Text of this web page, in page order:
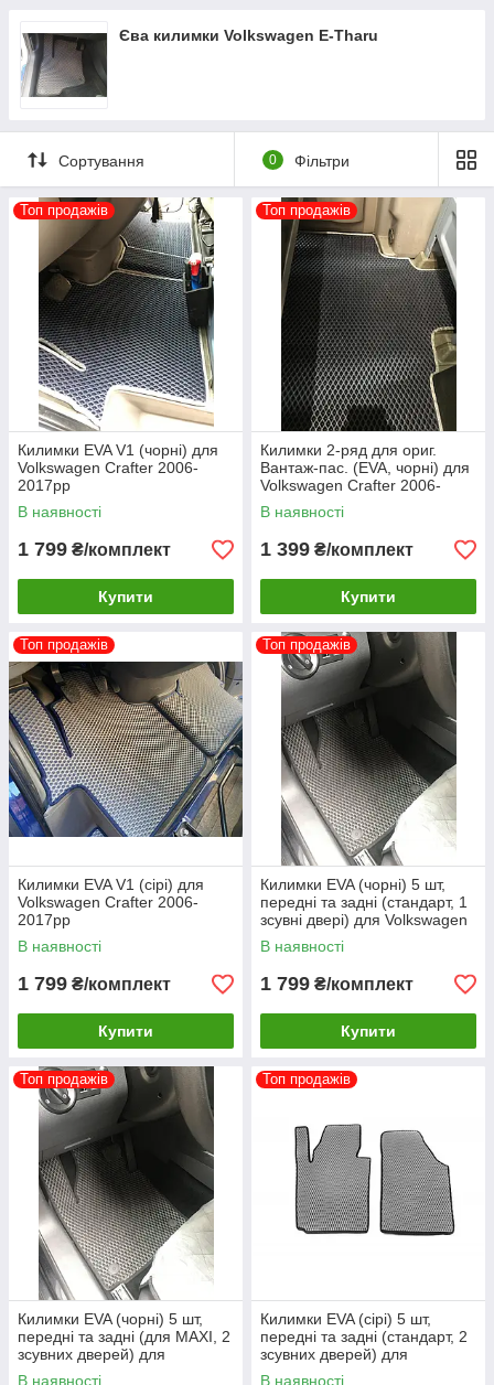
Єва килимки Volkswagen E-Tharu
Сортування 0 Фільтри
Топ продажів
Килимки EVA V1 (чорні) для
Volkswagen Crafter 2006-
2017рр
В наявності
1 799 ₴/комплект
Купити
Топ продажів
Килимки 2-ряд для ориг.
Вантаж-пас. (EVA, чорні) для
Volkswagen Crafter 2006-
2017рр
В наявності
1 399 ₴/комплект
Купити
Топ продажів
Килимки EVA V1 (сірі) для
Volkswagen Crafter 2006-
2017рр
В наявності
1 799 ₴/комплект
Купити
Топ продажів
Килимки EVA (чорні) 5 шт,
передні та задні (стандарт, 1
зсувні двері) для Volkswagen
Caddy 2004-2010 рр
В наявності
1 799 ₴/комплект
Купити
Топ продажів
Килимки EVA (чорні) 5 шт,
передні та задні (для MAXI, 2
зсувних дверей) для
Volkswagen Caddy 2004-2010
В наявності
Топ продажів
Килимки EVA (сірі) 5 шт,
передні та задні (стандарт, 2
зсувних дверей) для
Volkswagen Caddy 2004-2010
В наявності